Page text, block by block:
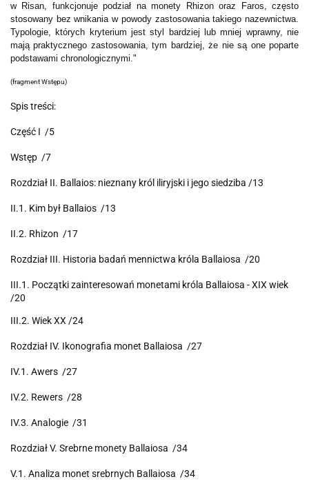
w Risan, funkcjonuje podział na monety Rhizon oraz Faros, często
stosowany bez wnikania w powody zastosowania takiego nazewnictwa.
Typologie, których kryterium jest styl bardziej lub mniej wprawny, nie
mają praktycznego zastosowania, tym bardziej, że nie są one poparte
podstawami chronologicznymi."
(fragment Wstępu)
Spis treści:
Część I /5
Wstęp /7
Rozdział II. Ballaios: nieznany król iliryjski i jego siedziba /13
II.1. Kim był Ballaios /13
II.2. Rhizon /17
Rozdział III. Historia badań mennictwa króla Ballaiosa /20
III.1. Początki zainteresowań monetami króla Ballaiosa - XIX wiek
/20
III.2. Wiek XX /24
Rozdział IV. Ikonografia monet Ballaiosa /27
IV.1. Awers /27
IV.2. Rewers /28
IV.3. Analogie /31
Rozdział V. Srebrne monety Ballaiosa /34
V.1. Analiza monet srebrnych Ballaiosa /34